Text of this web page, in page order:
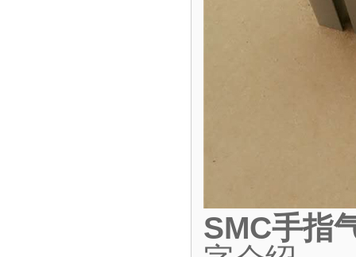
SMC手指